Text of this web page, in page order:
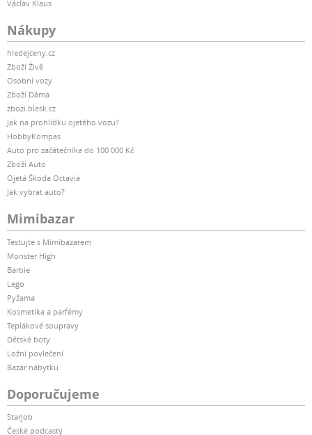
Václav Klaus
Nákupy
hledejceny.cz
Zboží Živě
Osobní vozy
Zboží Dáma
zbozi.blesk.cz
Jak na prohlídku ojetého vozu?
HobbyKompas
Auto pro začátečníka do 100 000 Kč
Zboží Auto
Ojetá Škoda Octavia
Jak vybrat auto?
Mimibazar
Testujte s Mimibazarem
Monster High
Barbie
Lego
Pyžama
Kosmetika a parfémy
Teplákové soupravy
Dětské boty
Ložní povlečení
Bazar nábytku
Doporučujeme
Starjob
České podcasty